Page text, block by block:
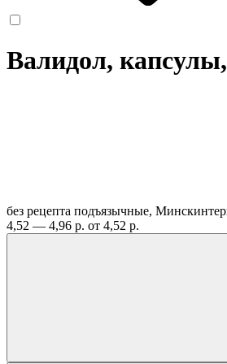
Валидол,
без рецепта подъязычные,
4,52 — 4,96 р. от 4,52 р.